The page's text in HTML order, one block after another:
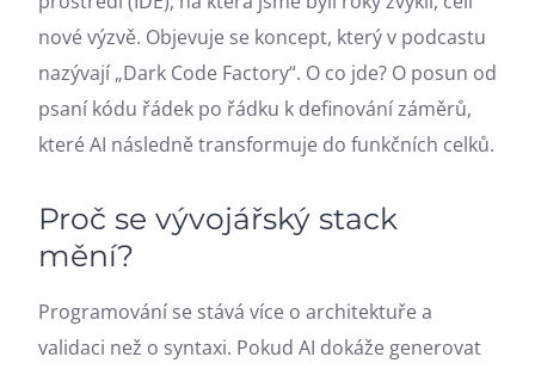
nové výzvě. Objevuje se koncept, který v podcastu
nazývají „Dark Code Factory“. O co jde? O posun od
psaní kódu řádek po řádku k definování záměrů,
které AI následně transformuje do funkčních celků.
Proč se vývojářský stack
mění?
Programování se stává více o architektuře a
validaci než o syntaxi. Pokud AI dokáže generovat